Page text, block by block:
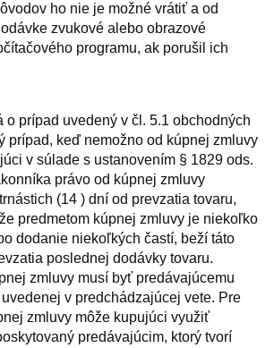
ho nie je možné vrátiť a od
zvukové alebo obrazové
programu, ak porušil ich
o prípad uvedený v čl. 5.1 obchodných
prípad, keď nemožno od kúpnej zmluvy
v súlade s ustanovením § 1829 ods.
právo od kúpnej zmluvy
(14 ) dní od prevzatia tovaru,
predmetom kúpnej zmluvy je niekoľko
dodanie niekoľkých častí, beží táto
poslednej dodávky tovaru.
zmluvy musí byť predávajúcemu
v predchádzajúcej vete. Pre
zmluvy môže kupujúci využiť
predávajúcim, ktorý tvorí